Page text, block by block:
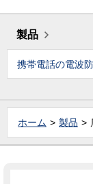
製品
携帯電話の電波
ホーム 製品